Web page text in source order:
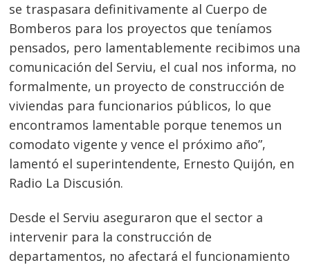
se traspasara definitivamente al Cuerpo de
Bomberos para los proyectos que teníamos
pensados, pero lamentablemente recibimos una
comunicación del Serviu, el cual nos informa, no
formalmente, un proyecto de construcción de
viviendas para funcionarios públicos, lo que
encontramos lamentable porque tenemos un
comodato vigente y vence el próximo año”,
lamentó el superintendente, Ernesto Quijón, en
Radio La Discusión.
Desde el Serviu aseguraron que el sector a
intervenir para la construcción de
departamentos, no afectará el funcionamiento